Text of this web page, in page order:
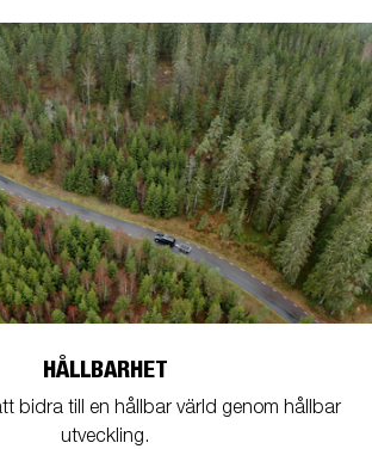
HÅLLBARHET
bidra till en hållbar värld genom hållbar
utveckling.